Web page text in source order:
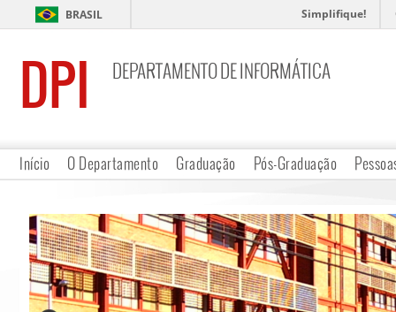
BRASIL Simplifique!
DPI DEPARTAMENTO DE INFORMÁTICA
Início O Departamento Graduação Pós-Graduação